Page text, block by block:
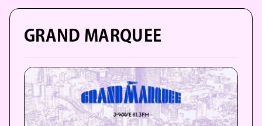
GRAND MARQUEE